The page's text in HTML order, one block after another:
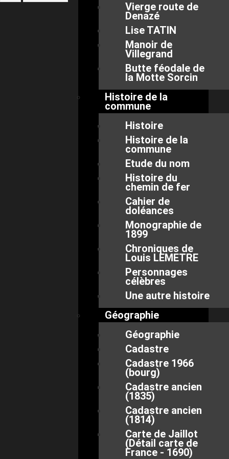
Vierge route de
Denazé
Lise TATIN
Manoir de
Villegrand
Butte féodale de
la Motte Sorcin
Histoire de la
commune
Histoire
Histoire de la
commune
Etude du nom
Histoire du
chemin de fer
Cahier de
doléances
Monographie de
1899
Chroniques de
Louis LEMETRE
Personnages
célèbres
Une autre histoire
Géographie
Géographie
Cadastre
Cadastre 1966
(bourg)
Cadastre ancien
(1835)
Cadastre ancien
(1814)
Carte de Jaillot
(Détail carte de
France - 1690)